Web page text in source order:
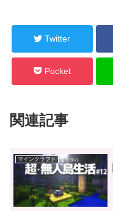
Twitter
Pocket
関連記事
マインクラフト